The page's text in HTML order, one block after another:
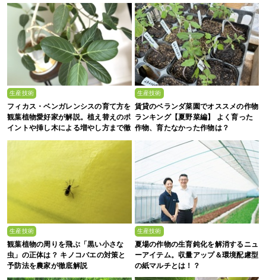
生産技術
フィカス・ベンガレンシスの育て方を
観葉植物愛好家が解説。植え替えのポ
イントや挿し木による増やし方まで徹
底解説
生産技術
賃貸のベランダ菜園でオススメの作物
ランキング【夏野菜編】 よく育った
作物、育たなかった作物は？
生産技術
観葉植物の周りを飛ぶ「黒い小さな
虫」の正体は？ キノコバエの対策と
予防法を農家が徹底解説
生産技術
夏場の作物の生育鈍化を解消するニュ
ーアイテム。収量アップ＆環境配慮型
の紙マルチとは！？